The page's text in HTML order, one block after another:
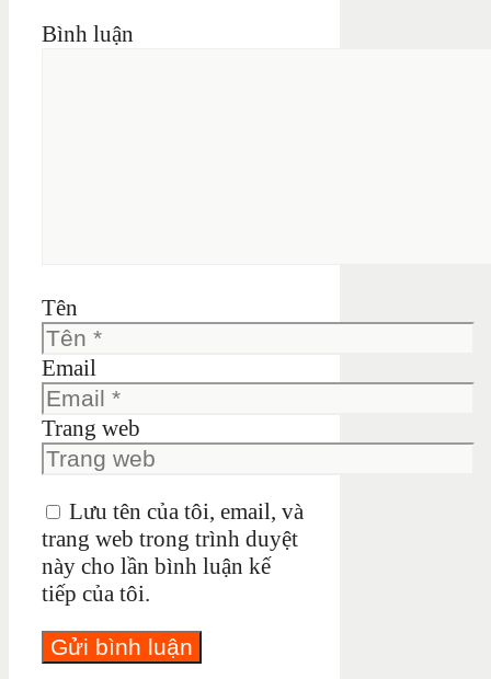
Bình luận
Tên
Email
Trang web
Lưu tên của tôi, email, và
trang web trong trình duyệt
này cho lần bình luận kế
tiếp của tôi.